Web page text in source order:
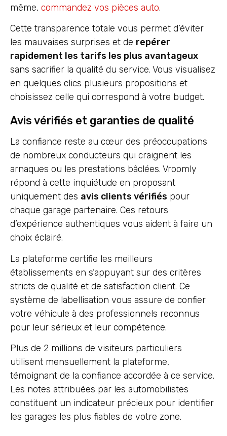
même, commandez vos pièces auto.
Cette transparence totale vous permet d’éviter
les mauvaises surprises et de repérer
rapidement les tarifs les plus avantageux
sans sacrifier la qualité du service. Vous visualisez
en quelques clics plusieurs propositions et
choisissez celle qui correspond à votre budget.
Avis vérifiés et garanties de qualité
La confiance reste au cœur des préoccupations
de nombreux conducteurs qui craignent les
arnaques ou les prestations bâclées. Vroomly
répond à cette inquiétude en proposant
uniquement des avis clients vérifiés pour
chaque garage partenaire. Ces retours
d’expérience authentiques vous aident à faire un
choix éclairé.
La plateforme certifie les meilleurs
établissements en s’appuyant sur des critères
stricts de qualité et de satisfaction client. Ce
système de labellisation vous assure de confier
votre véhicule à des professionnels reconnus
pour leur sérieux et leur compétence.
Plus de 2 millions de visiteurs particuliers
utilisent mensuellement la plateforme,
témoignant de la confiance accordée à ce service.
Les notes attribuées par les automobilistes
constituent un indicateur précieux pour identifier
les garages les plus fiables de votre zone.